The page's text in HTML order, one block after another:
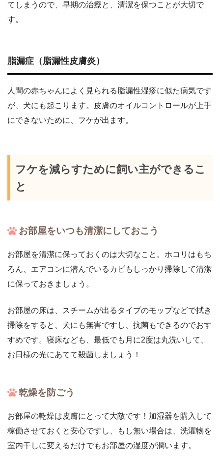
てしまうので、早期の治療と、清潔を保つことが大切で
す。
脂漏症（脂漏性皮膚炎）
人間の赤ちゃんによく見られる脂漏性湿疹に似た病気です
が、犬にも起こります。皮膚のオイルコントロールが上手
にできないために、フケが出ます。
フケを減らすために飼い主ができるこ
と
お部屋をいつも清潔にしておこう
お部屋を清潔に保っておくのは大切なこと。ホコリはもち
ろん、エアコンに潜んでいるカビもしっかり掃除して清潔
に保っておきましょう。
お部屋の床は、スチームが出るタイプのモップなどで拭き
掃除をすると、犬にも無害ですし、抗菌もできるのでおす
すめです。寝床なども、最低でも月に2度は丸洗いして、
お日様の光にあてて殺菌しましょう！
乾燥を防ごう
お部屋の乾燥は皮膚にとって大敵です！加湿器を購入して
稼働させておくと安心ですし、もし無い場合は、洗濯物を
室内干しに変えるだけでもお部屋の湿度が潤います。